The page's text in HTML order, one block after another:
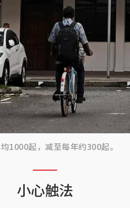
1000起，减至每年约300起。
小心触法